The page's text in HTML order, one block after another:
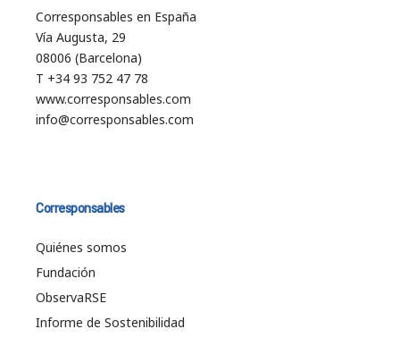
Corresponsables en España
Vía Augusta, 29
08006 (Barcelona)
T +34 93 752 47 78
www.corresponsables.com
info@corresponsables.com
Corresponsables
Quiénes somos
Fundación
ObservaRSE
Informe de Sostenibilidad